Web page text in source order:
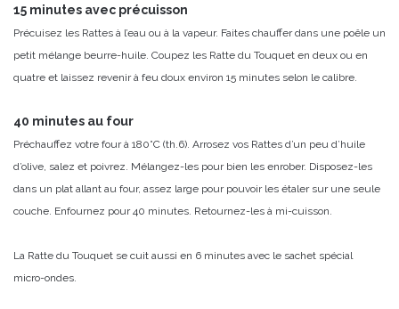
15 minutes avec précuisson
Précuisez les Rattes à l’eau ou à la vapeur. Faites chauffer dans une poêle un
petit mélange beurre-huile. Coupez les Ratte du Touquet en deux ou en
quatre et laissez revenir à feu doux environ 15 minutes selon le calibre.
40 minutes au four
Préchauffez votre four à 180°C (th.6). Arrosez vos Rattes d’un peu d’huile
d’olive, salez et poivrez. Mélangez-les pour bien les enrober. Disposez-les
dans un plat allant au four, assez large pour pouvoir les étaler sur une seule
couche. Enfournez pour 40 minutes. Retournez-les à mi-cuisson.
La Ratte du Touquet se cuit aussi en 6 minutes avec le sachet spécial
micro-ondes.